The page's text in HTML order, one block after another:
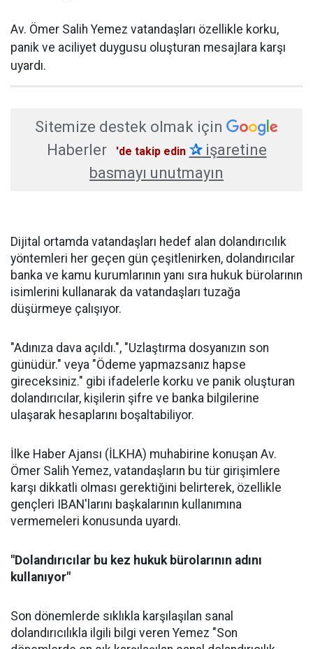
Av. Ömer Salih Yemez vatandaşları özellikle korku,
panik ve aciliyet duygusu oluşturan mesajlara karşı
uyardı.
Sitemize destek olmak için
Haberler
'de takip edin ✰işaretine
basmayı unutmayın
Dijital ortamda vatandaşları hedef alan dolandırıcılık
yöntemleri her geçen gün çeşitlenirken, dolandırıcılar
banka ve kamu kurumlarının yanı sıra hukuk bürolarının
isimlerini kullanarak da vatandaşları tuzağa
düşürmeye çalışıyor.
"Adınıza dava açıldı.", "Uzlaştırma dosyanızın son
günüdür." veya "Ödeme yapmazsanız hapse
gireceksiniz." gibi ifadelerle korku ve panik oluşturan
dolandırıcılar, kişilerin şifre ve banka bilgilerine
ulaşarak hesaplarını boşaltabiliyor.
İlke Haber Ajansı (İLKHA) muhabirine konuşan Av.
Ömer Salih Yemez, vatandaşların bu tür girişimlere
karşı dikkatli olması gerektiğini belirterek, özellikle
gençleri IBAN'larını başkalarının kullanımına
vermemeleri konusunda uyardı.
"Dolandırıcılar bu kez hukuk bürolarının adını
kullanıyor"
Son dönemlerde sıklıkla karşılaşılan sanal
dolandırıcılıkla ilgili bilgi veren Yemez "Son